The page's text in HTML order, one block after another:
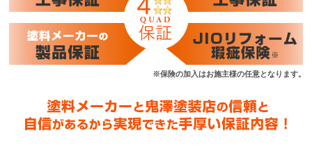
※保険の加入はお施主様の任意となります。